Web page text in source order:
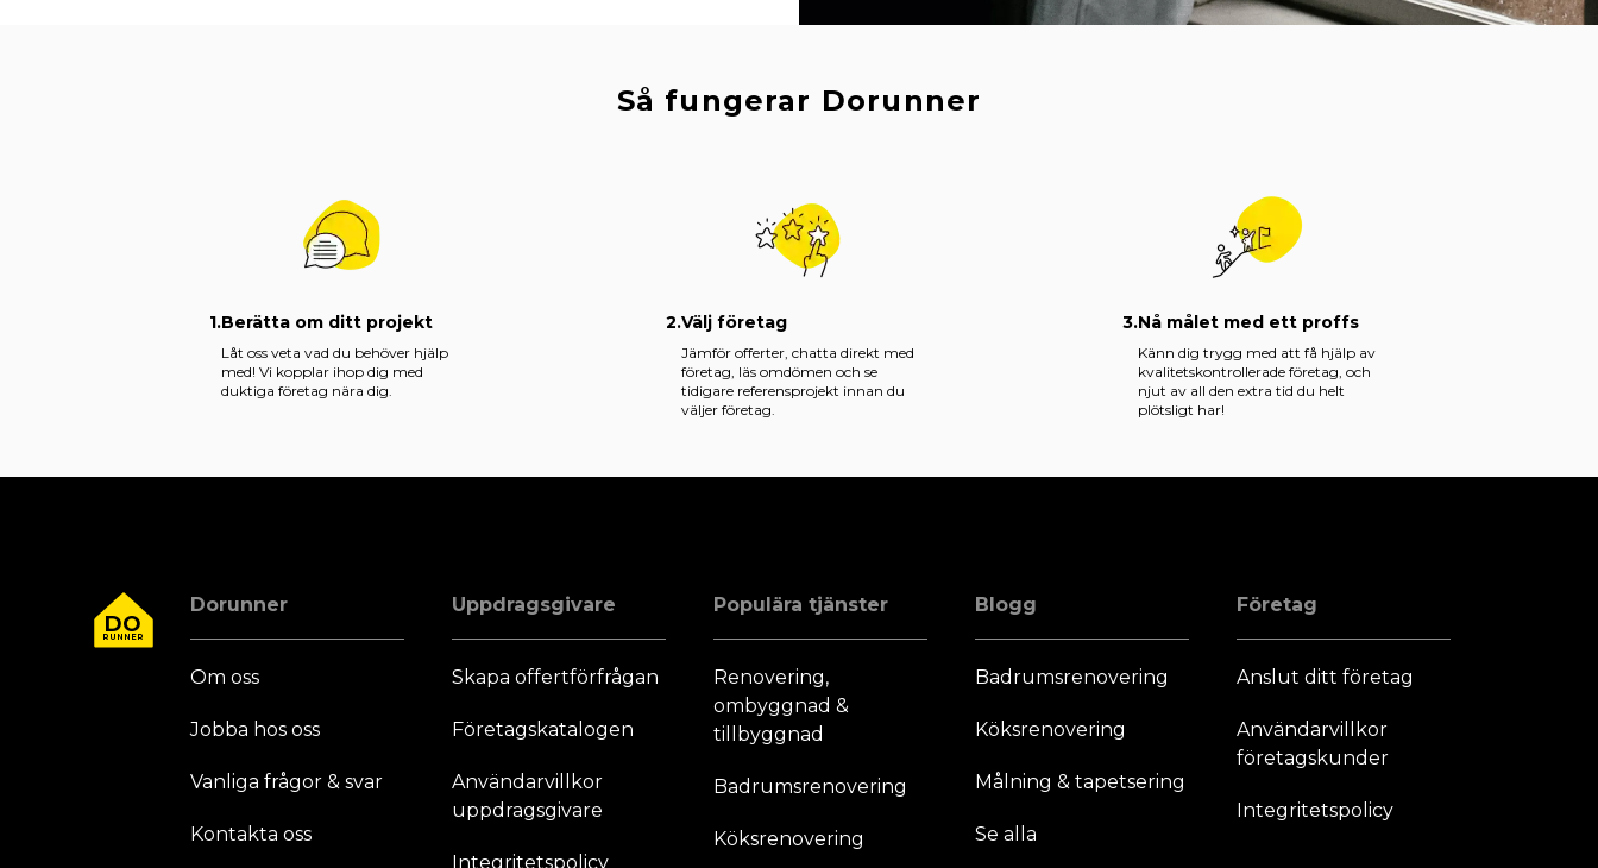
Så fungerar Dorunner
1.Berätta om ditt projekt
Låt oss veta vad du behöver hjälp
med! Vi kopplar ihop dig med
duktiga företag nära dig.
2.Välj företag
Jämför offerter, chatta direkt med
företag, läs omdömen och se
tidigare referensprojekt innan du
väljer företag.
3.Nå målet med ett proffs
Känn dig trygg med att få hjälp av
kvalitetskontrollerade företag, och
njut av all den extra tid du helt
plötsligt har!
DO
RUNNER
Dorunner
Om oss
Jobba hos oss
Vanliga frågor & svar
Kontakta oss
Uppdragsgivare
Skapa offertförfrågan
Företagskatalogen
Användarvillkor
uppdragsgivare
Integritetspolicy
Populära tjänster
Renovering,
ombyggnad &
tillbyggnad
Badrumsrenovering
Köksrenovering
Blogg
Badrumsrenovering
Köksrenovering
Målning & tapetsering
Se alla
Företag
Anslut ditt företag
Användarvillkor
företagskunder
Integritetspolicy